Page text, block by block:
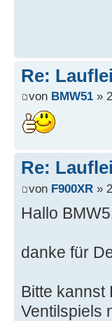
Re:
von BMW51 »
Re:
von F900XR »
Hallo
danke für
Bitte kannst
Ventilspiels